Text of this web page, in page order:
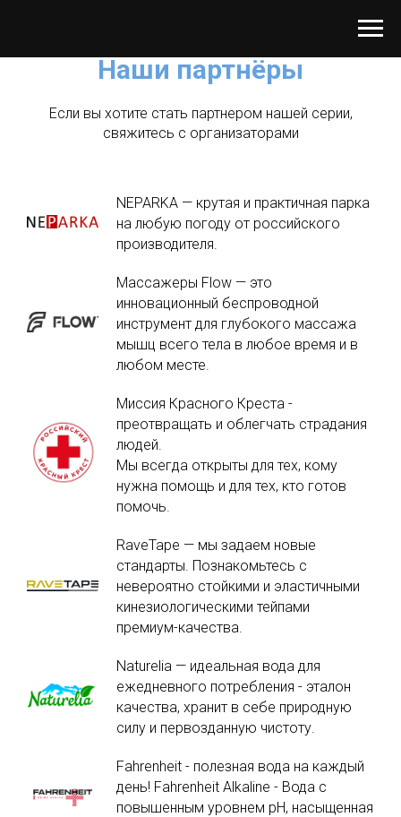
Наши партнёры
Если вы хотите стать партнером нашей серии,
свяжитесь с организаторами
NEPARKA — крутая и практичная парка
на любую погоду от российского
производителя.
Массажеры Flow — это
инновационный беспроводной
инструмент для глубокого массажа
мышц всего тела в любое время и в
любом месте.
Миссия Красного Креста -
преотвращать и облегчать страдания
людей.
Мы всегда открыты для тех, кому
нужна помощь и для тех, кто готов
помочь.
RaveTape — мы задаем новые
стандарты. Познакомьтесь с
невероятно стойкими и эластичными
кинезиологическими тейпами
премиум-качества.
Naturelia — идеальная вода для
ежедневного потребления - эталон
качества, хранит в себе природную
силу и первозданную чистоту.
Fahrenheit - полезная вода на каждый
день! Fahrenheit Alkaline - Вода с
повышенным уровнем pH, насыщенная